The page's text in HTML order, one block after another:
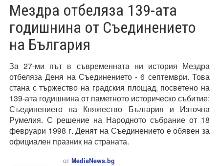
Мездра отбеляза 139-ата
годишнина от Съединението
на България
За 27-ми път в съвременната ни история Мездра
отбеляза Деня на Съединението - 6 септември. Това
стана с тържество на градския площад, посветено на
139-ата годишнина от паметното историческо събитие:
Съединението на Княжество България и Източна
Румелия. С решение на Народното събрание от 18
февруари 1998 г. Денят на Съединението е обявен за
официален празник на страната.
от MediaNews.bg